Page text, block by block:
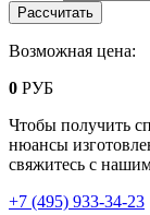
Возможная цена:
0 РУБ
Чтобы получить
нюансы
свяжитесь с
+7 (495) 933-34-23